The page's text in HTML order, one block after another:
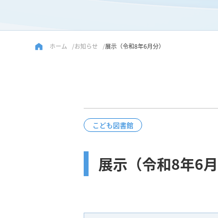
ホーム お知らせ 展示（令和8年6月分）
こども図書館
展示（令和8年6